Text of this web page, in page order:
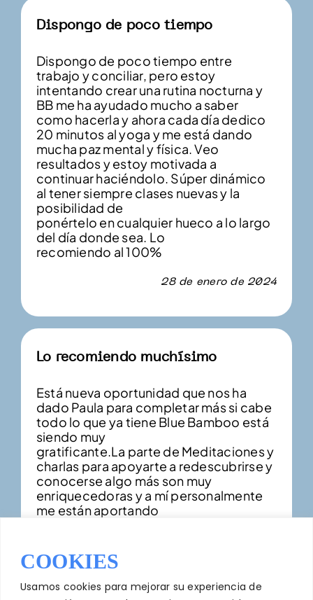
COOKIES
Usamos cookies para mejorar su experiencia de
Dispongo de poco tiempo
Dispongo de poco tiempo entre
trabajo y conciliar, pero estoy
intentando crear una rutina nocturna y
BB me ha ayudado mucho a saber
como hacerla y ahora cada día dedico
20 minutos al yoga y me está dando
mucha paz mental y física. Veo
resultados y estoy motivada a
continuar haciéndolo. Súper dinámico
al tener siempre clases nuevas y la
posibilidad de
ponértelo en cualquier hueco a lo largo
del día donde sea. Lo
recomiendo al 100%
28 de enero de 2024
Lo recomiendo muchísimo
Está nueva oportunidad que nos ha
dado Paula para completar más si cabe
todo lo que ya tiene Blue Bamboo está
siendo muy
gratificante.La parte de Meditaciones y
charlas para apoyarte a redescubrirse y
conocerse algo más son muy
enriquecedoras y a mí personalmente
me están aportando
un material que lo vas a poder volver a
escuchar las veces que quieras .Gracia
Paula por cuidarnos y darnos tanto.